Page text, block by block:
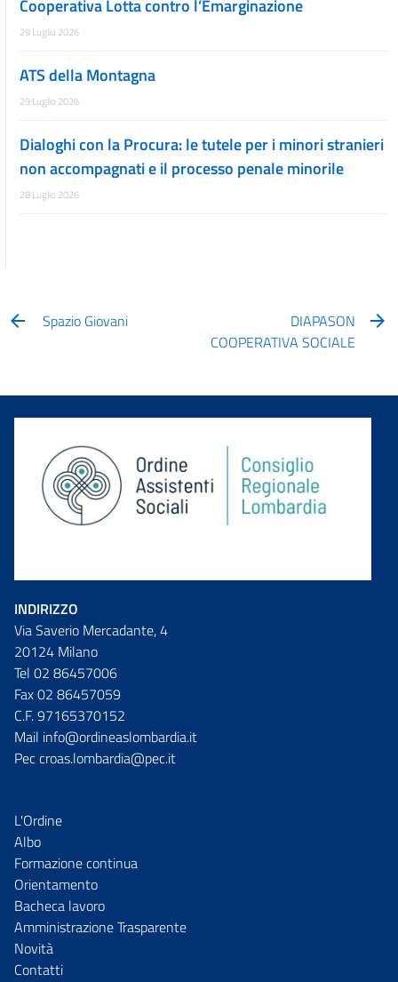
Cooperativa Lotta contro l’Emarginazione
29 Luglio 2026
ATS della Montagna
29 Luglio 2026
Dialoghi con la Procura: le tutele per i minori stranieri
non accompagnati e il processo penale minorile
28 Luglio 2026
Spazio Giovani
DIAPASON
COOPERATIVA SOCIALE
INDIRIZZO
Via Saverio Mercadante, 4
20124 Milano
Tel 02 86457006
Fax 02 86457059
C.F. 97165370152
Mail info@ordineaslombardia.it
Pec croas.lombardia@pec.it
L'Ordine
Albo
Formazione continua
Orientamento
Bacheca lavoro
Amministrazione Trasparente
Novità
Contatti